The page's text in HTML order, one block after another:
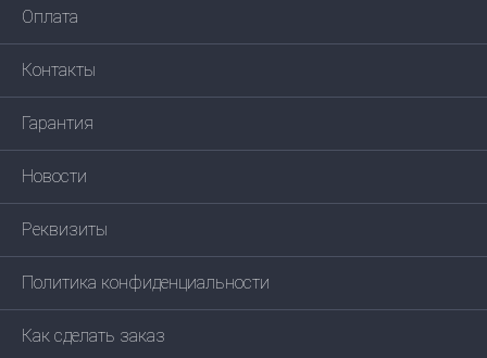
Оплата
Контакты
Гарантия
Новости
Реквизиты
Политика конфиденциальности
Как сделать заказ